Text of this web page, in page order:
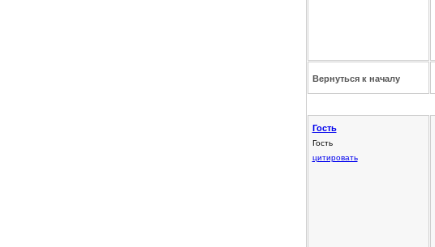
Вернуться к началу
Гость
Гость
цитировать